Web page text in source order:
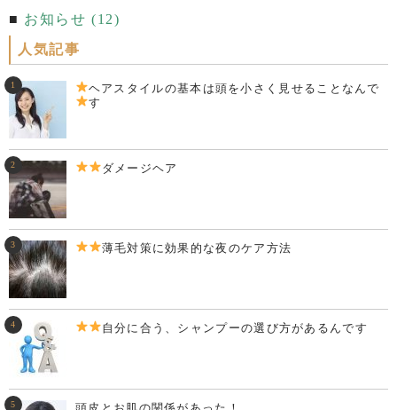
お知らせ (12)
人気記事
ヘアスタイルの基本は頭を小さく見せることなんで
す
ダメージヘア
薄毛対策に効果的な夜のケア方法
自分に合う、シャンプーの選び方があるんです